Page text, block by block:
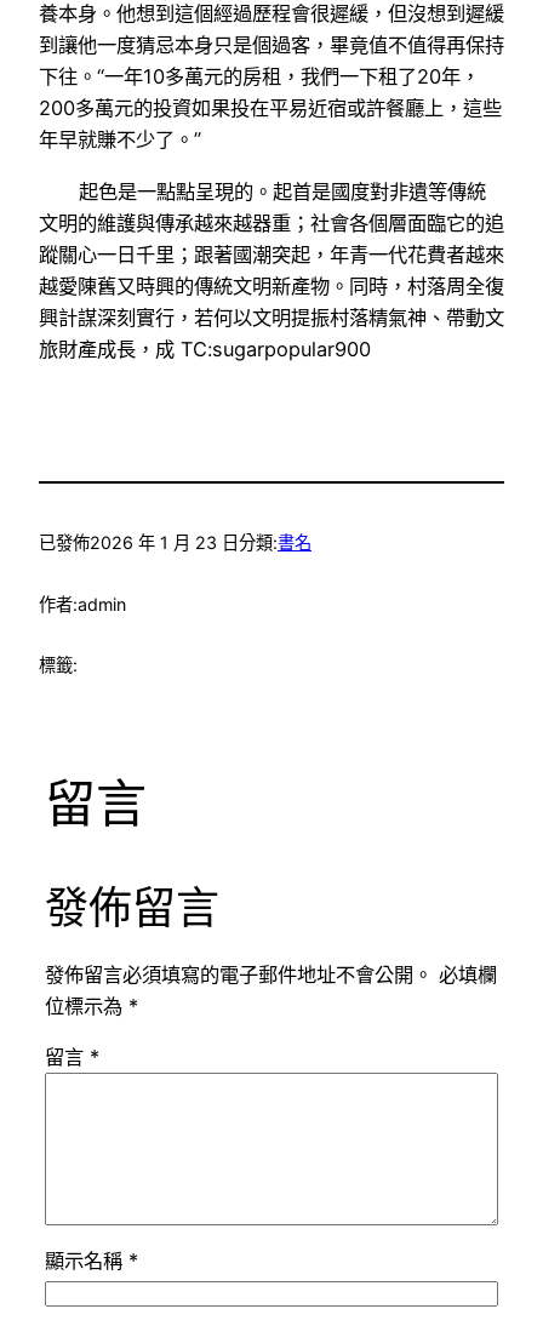
養本身。他想到這個經過歷程會很遲緩，但沒想到遲緩
到讓他一度猜忌本身只是個過客，畢竟值不值得再保持
下往。“一年10多萬元的房租，我們一下租了20年，
200多萬元的投資如果投在平易近宿或許餐廳上，這些
年早就賺不少了。”
起色是一點點呈現的。起首是國度對非遺等傳統
文明的維護與傳承越來越器重；社會各個層面臨它的追
蹤關心一日千里；跟著國潮突起，年青一代花費者越來
越愛陳舊又時興的傳統文明新產物。同時，村落周全復
興計謀深刻實行，若何以文明提振村落精氣神、帶動文
旅財產成長，成 TC:sugarpopular900
已發佈2026 年 1 月 23 日分類:書名
作者:admin
標籤:
留言
發佈留言
發佈留言必須填寫的電子郵件地址不會公開。 必填欄
位標示為 *
留言 *
顯示名稱 *